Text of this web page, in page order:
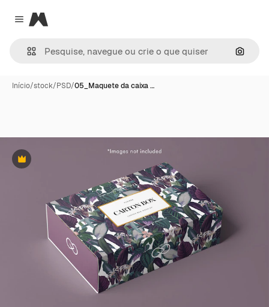
Close menu
Magnific
Início/stock/PSD/05_Maquete da caixa …
Premium